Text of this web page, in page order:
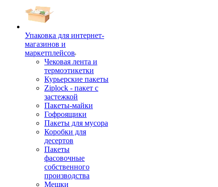
Упаковка для интернет-
магазинов и
маркетплейсов
Чековая лента и
термоэтикетки
Курьерские пакеты
Ziplock - пакет с
застежкой
Пакеты-майки
Гофроящики
Пакеты для мусора
Коробки для
десертов
Пакеты
фасовочные
собственного
производства
Мешки